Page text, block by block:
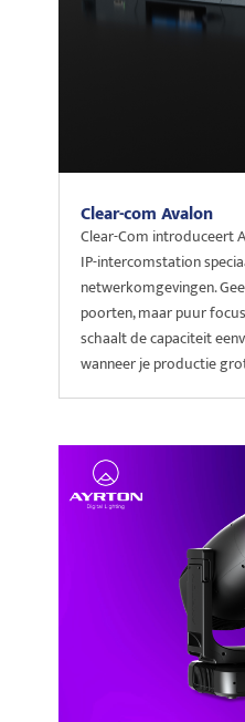
Clear-com Avalon
Clear-Com introduceert
IP-intercomstation
netwerkomgevingen.
poorten, maar puur
schaalt de capaciteit
wanneer je productie